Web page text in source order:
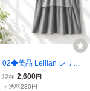
02◆美品 Leilian レリア
ン プラスハウス 大きいサ
イズ17+ 3L 4L サラッと
現在 2,600円
＋送料230円